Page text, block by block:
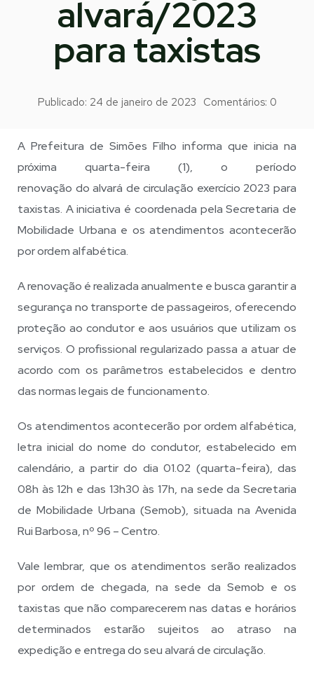
alvará/2023
para taxistas
Publicado: 24 de janeiro de 2023 Comentários: 0
A Prefeitura de Simões Filho informa que inicia na
próxima quarta-feira (1), o período
renovação do alvará de circulação exercício 2023 para
taxistas. A iniciativa é coordenada pela Secretaria de
Mobilidade Urbana e os atendimentos acontecerão
por ordem alfabética.
A renovação é realizada anualmente e busca garantir a
segurança no transporte de passageiros, oferecendo
proteção ao condutor e aos usuários que utilizam os
serviços. O profissional regularizado passa a atuar de
acordo com os parâmetros estabelecidos e dentro
das normas legais de funcionamento.
Os atendimentos acontecerão por ordem alfabética,
letra inicial do nome do condutor, estabelecido em
calendário, a partir do dia 01.02 (quarta-feira), das
08h às 12h e das 13h30 às 17h, na sede da Secretaria
de Mobilidade Urbana (Semob), situada na Avenida
Rui Barbosa, nº 96 – Centro.
Vale lembrar, que os atendimentos serão realizados
por ordem de chegada, na sede da Semob e os
taxistas que não comparecerem nas datas e horários
determinados estarão sujeitos ao atraso na
expedição e entrega do seu alvará de circulação.